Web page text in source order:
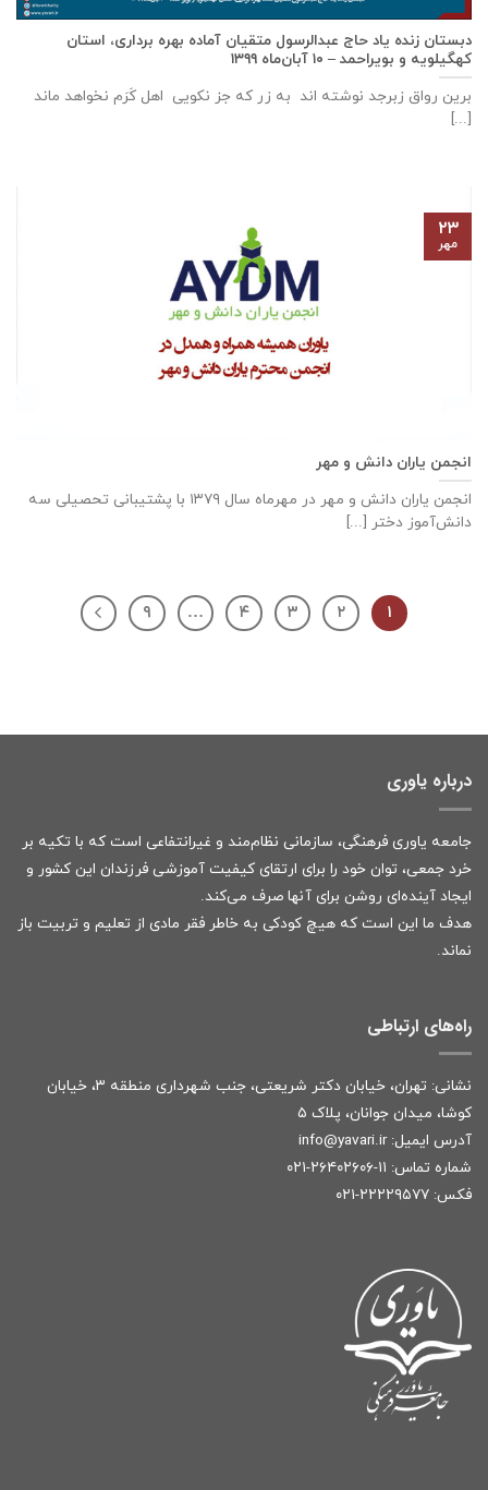
دبستان زنده ياد حاج عبدالرسول متقيان آماده بهره برداری، استان
كهگيلويه و بويراحمد – ۱۰ آبان‌ماه ۱۳۹۹
برین رواق زبرجد نوشته اند به زر که جز نکویی اهل کَرَم نخواهد ماند
[...]
انجمن یاران دانش و مهر
انجمن یاران دانش و مهر در مهرماه سال ۱۳۷۹ با پشتیبانی تحصیلی سه
دانش‌آموز دختر [...]
۲۳
مهر
۱ ۲ ۳ ۴ … ۹
درباره یاوری
جامعه یاوری فرهنگی، سازمانی نظام‌مند و غیرانتفاعی است که با تکیه بر
خرد جمعی، توان خود را برای ارتقای کیفیت آموزشی فرزندان این کشور و
ایجاد آینده‌ای روشن برای آنها صرف می‌کند.
هدف ما این است که هیچ کودکی به خاطر فقر مادی از تعلیم و تربیت باز
نماند.
راه‌های ارتباطی
نشانی: تهران، خیابان دکتر شریعتی، جنب شهرداری منطقه ۳، خیابان
کوشا، میدان جوانان، پلاک ۵
آدرس ایمیل: info@yavari.ir
شماره تماس: ۱۱-۲۶۴۰۲۶۰۶-۰۲۱
فکس: ۲۲۲۲۹۵۷۷-۰۲۱